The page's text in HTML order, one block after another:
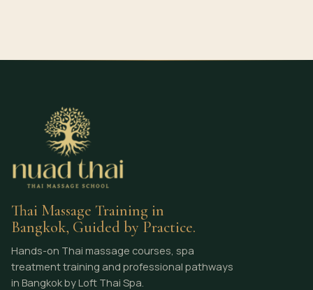
Thai Massage Training in
Bangkok, Guided by Practice.
Hands-on Thai massage courses, spa
treatment training and professional pathways
in Bangkok by Loft Thai Spa.